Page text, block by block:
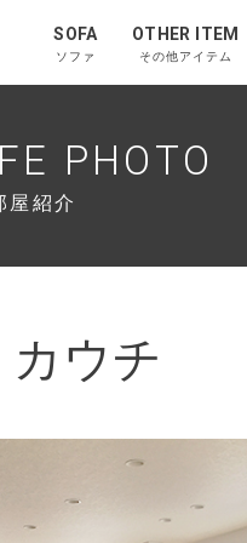
SOFA
ソファ
OTHER ITEM
その他アイテム
PHOTO
屋紹介
カウチ